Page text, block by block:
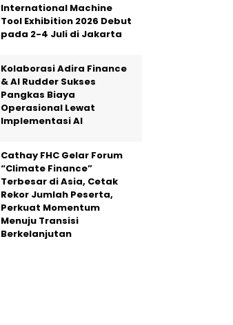
International Machine
Tool Exhibition 2026 Debut
pada 2-4 Juli di Jakarta
Kolaborasi Adira Finance
& AI Rudder Sukses
Pangkas Biaya
Operasional Lewat
Implementasi AI
Cathay FHC Gelar Forum
“Climate Finance”
Terbesar di Asia, Cetak
Rekor Jumlah Peserta,
Perkuat Momentum
Menuju Transisi
Berkelanjutan